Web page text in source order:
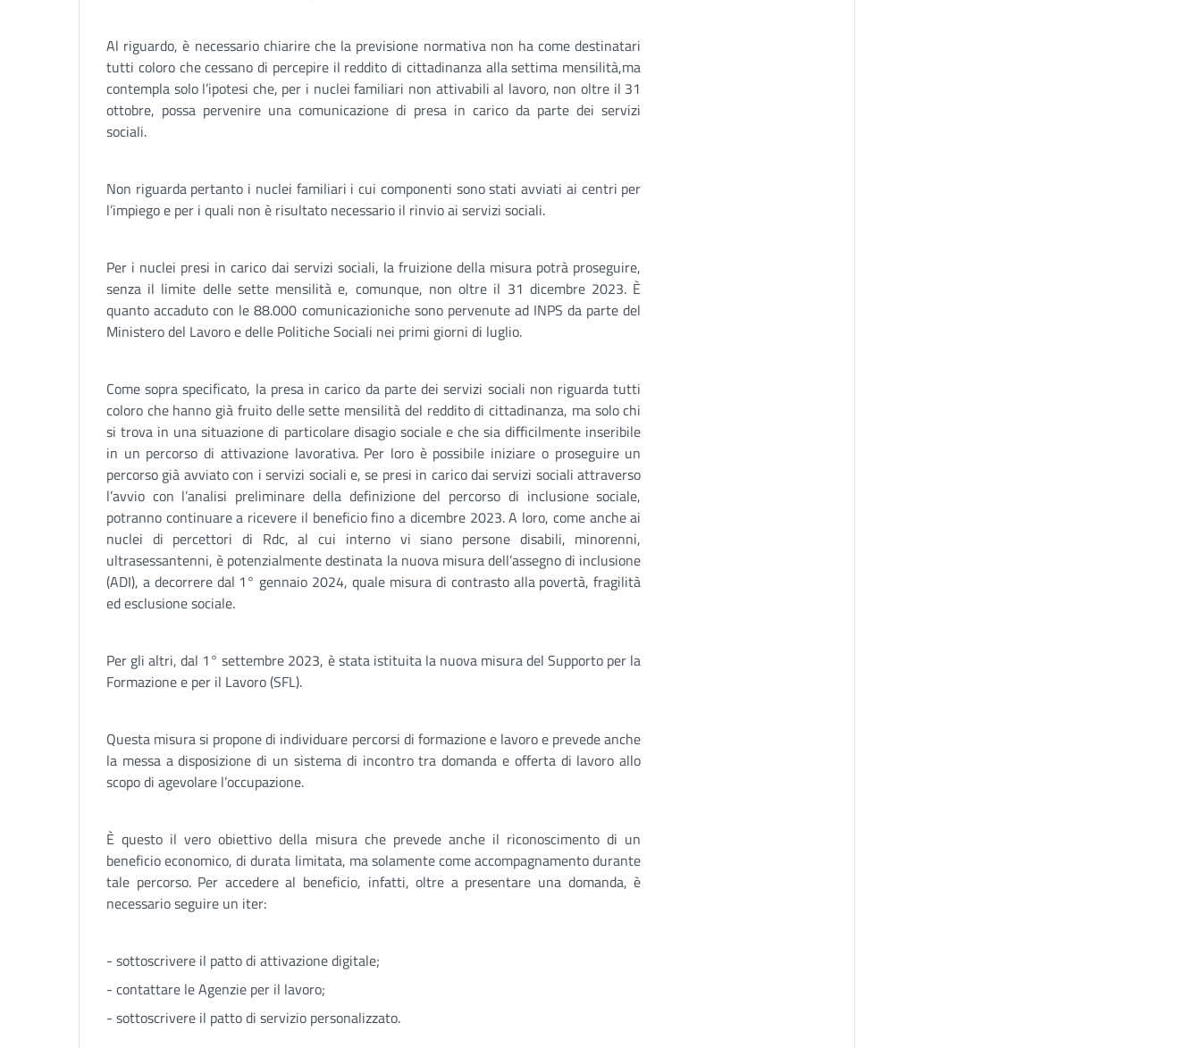
Al riguardo, è necessario chiarire che la previsione normativa non ha come destinatari
tutti coloro che cessano di percepire il reddito di cittadinanza alla settima mensilità,ma
contempla solo l’ipotesi che, per i nuclei familiari non attivabili al lavoro, non oltre il 31
ottobre, possa pervenire una comunicazione di presa in carico da parte dei servizi
sociali.
Non riguarda pertanto i nuclei familiari i cui componenti sono stati avviati ai centri per
l’impiego e per i quali non è risultato necessario il rinvio ai servizi sociali.
Per i nuclei presi in carico dai servizi sociali, la fruizione della misura potrà proseguire,
senza il limite delle sette mensilità e, comunque, non oltre il 31 dicembre 2023. È
quanto accaduto con le 88.000 comunicazioniche sono pervenute ad INPS da parte del
Ministero del Lavoro e delle Politiche Sociali nei primi giorni di luglio.
Come sopra specificato, la presa in carico da parte dei servizi sociali non riguarda tutti
coloro che hanno già fruito delle sette mensilità del reddito di cittadinanza, ma solo chi
si trova in una situazione di particolare disagio sociale e che sia difficilmente inseribile
in un percorso di attivazione lavorativa. Per loro è possibile iniziare o proseguire un
percorso già avviato con i servizi sociali e, se presi in carico dai servizi sociali attraverso
l’avvio con l’analisi preliminare della definizione del percorso di inclusione sociale,
potranno continuare a ricevere il beneficio fino a dicembre 2023. A loro, come anche ai
nuclei di percettori di Rdc, al cui interno vi siano persone disabili, minorenni,
ultrasessantenni, è potenzialmente destinata la nuova misura dell’assegno di inclusione
(ADI), a decorrere dal 1° gennaio 2024, quale misura di contrasto alla povertà, fragilità
ed esclusione sociale.
Per gli altri, dal 1° settembre 2023, è stata istituita la nuova misura del Supporto per la
Formazione e per il Lavoro (SFL).
Questa misura si propone di individuare percorsi di formazione e lavoro e prevede anche
la messa a disposizione di un sistema di incontro tra domanda e offerta di lavoro allo
scopo di agevolare l’occupazione.
È questo il vero obiettivo della misura che prevede anche il riconoscimento di un
beneficio economico, di durata limitata, ma solamente come accompagnamento durante
tale percorso. Per accedere al beneficio, infatti, oltre a presentare una domanda, è
necessario seguire un iter:
- sottoscrivere il patto di attivazione digitale;
- contattare le Agenzie per il lavoro;
- sottoscrivere il patto di servizio personalizzato.